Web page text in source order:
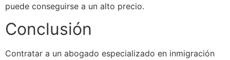
puede conseguirse a un alto precio.
Conclusión
Contratar a un abogado especializado en inmigración